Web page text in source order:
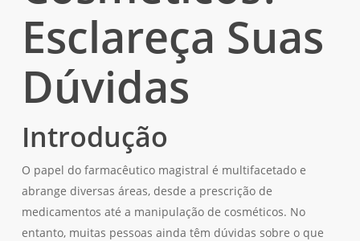
Esclareça Suas
Dúvidas
Introdução
O papel do farmacêutico magistral é multifacetado e
abrange diversas áreas, desde a prescrição de
medicamentos até a manipulação de cosméticos. No
entanto, muitas pessoas ainda têm dúvidas sobre o que